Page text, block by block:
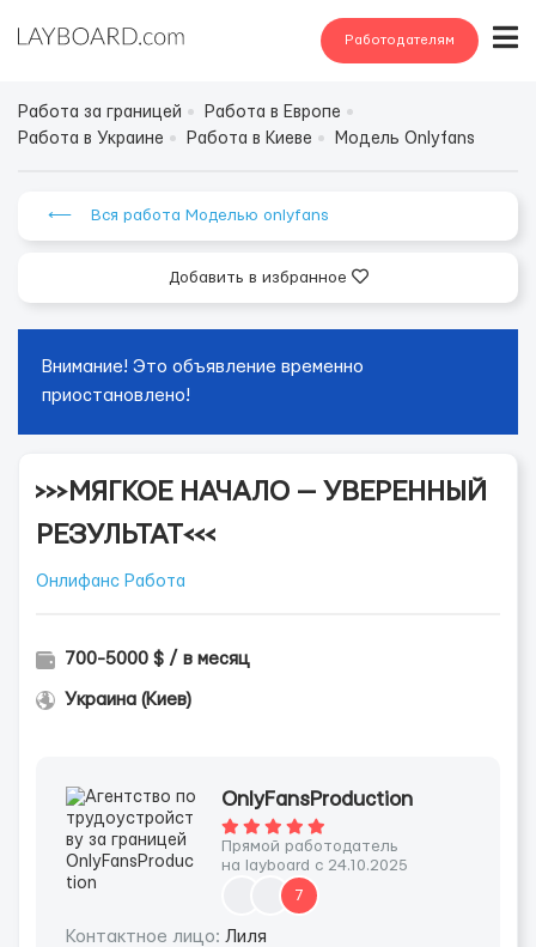
Работодателям
Работа за границей
Работа в Европе
Работа в Украине
Работа в Киеве Модель Onlyfans
⟵ Вся работа Моделью onlyfans
Добавить в избранное
Внимание! Это объявление временно
приостановлено!
>>>МЯГКОЕ НАЧАЛО — УВЕРЕННЫЙ
РЕЗУЛЬТАТ<<<
Онлифанс Работа
700-5000 $ / в месяц
Украина (Киев)
OnlyFansProduction
Прямой работодатель
на layboard с 24.10.2025
7
Контактное лицо: Лиля